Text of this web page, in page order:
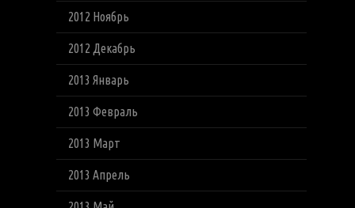
2012 Ноябрь
2012 Декабрь
2013 Январь
2013 Февраль
2013 Март
2013 Апрель